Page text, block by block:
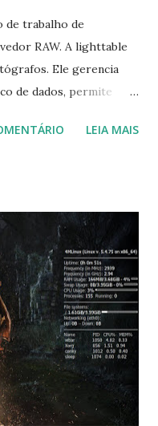
de trabalho de
RAW. A lighttable
Ele gerencia
de dados, permite
e melhorá-los. A última
darktable-
apt-get install
sudo apt-get remove
LEIA MAIS